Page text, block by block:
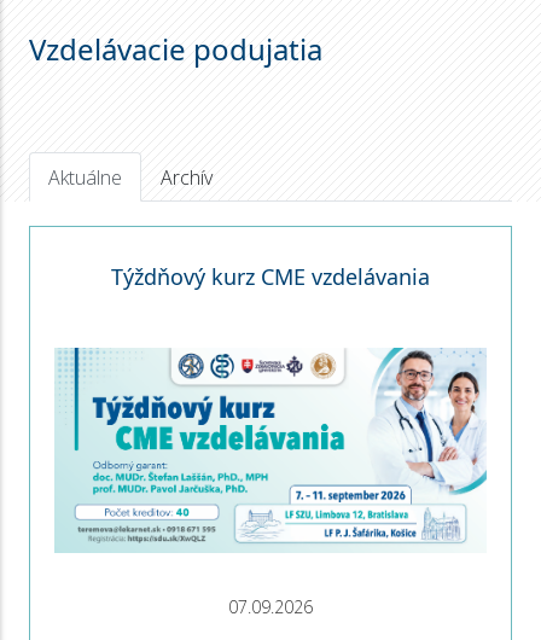
Vzdelávacie podujatia
Aktuálne Archív
Týždňový kurz CME vzdelávania
07.09.2026